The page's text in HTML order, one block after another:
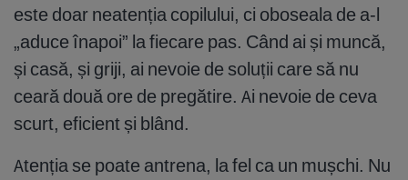
este doar neatenția copilului, ci oboseala de a-l
„aduce înapoi” la fiecare pas. Când ai și muncă,
și casă, și griji, ai nevoie de soluții care să nu
ceară două ore de pregătire. Ai nevoie de ceva
scurt, eficient și blând.
Atenția se poate antrena, la fel ca un mușchi. Nu